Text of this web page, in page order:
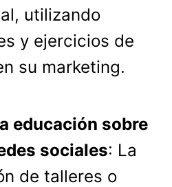
utilizando
y ejercicios de
su marketing.
educación sobre
sociales: La
de talleres o